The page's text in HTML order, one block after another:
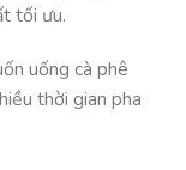
tối ưu.
uống cà phê
thời gian pha